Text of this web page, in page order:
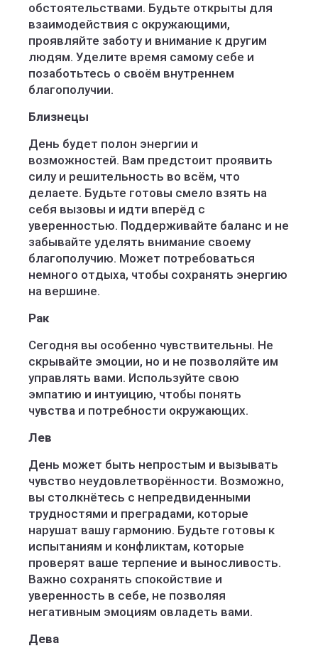
обстоятельствами. Будьте открыты для
взаимодействия с окружающими,
проявляйте заботу и внимание к другим
людям. Уделите время самому себе и
позаботьтесь о своём внутреннем
благополучии.
Близнецы
День будет полон энергии и
возможностей. Вам предстоит проявить
силу и решительность во всём, что
делаете. Будьте готовы смело взять на
себя вызовы и идти вперёд с
уверенностью. Поддерживайте баланс и не
забывайте уделять внимание своему
благополучию. Может потребоваться
немного отдыха, чтобы сохранять энергию
на вершине.
Рак
Сегодня вы особенно чувствительны. Не
скрывайте эмоции, но и не позволяйте им
управлять вами. Используйте свою
эмпатию и интуицию, чтобы понять
чувства и потребности окружающих.
Лев
День может быть непростым и вызывать
чувство неудовлетворённости. Возможно,
вы столкнётесь с непредвиденными
трудностями и преградами, которые
нарушат вашу гармонию. Будьте готовы к
испытаниям и конфликтам, которые
проверят ваше терпение и выносливость.
Важно сохранять спокойствие и
уверенность в себе, не позволяя
негативным эмоциям овладеть вами.
Дева